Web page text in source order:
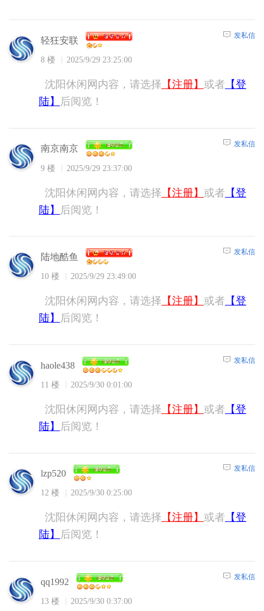
轻狂安联
8 楼 2025/9/29 23:25:00
发私信
沈阳休闲网内容，请选择 【注册】 或者 【登
陆】
后阅览！
南京南京
9 楼 2025/9/29 23:37:00
发私信
沈阳休闲网内容，请选择 【注册】 或者 【登
陆】
后阅览！
陆地酷鱼
10 楼 2025/9/29 23:49:00
发私信
沈阳休闲网内容，请选择 【注册】 或者 【登
陆】
后阅览！
haole438
11 楼 2025/9/30 0:01:00
发私信
沈阳休闲网内容，请选择 【注册】 或者 【登
陆】
后阅览！
lzp520
12 楼 2025/9/30 0:25:00
发私信
沈阳休闲网内容，请选择 【注册】 或者 【登
陆】
后阅览！
qq1992
13 楼 2025/9/30 0:37:00
发私信